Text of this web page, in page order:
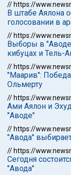
// https://
В штабе Аялона
голосовании в
// https://
Выборы в
кибуцах и Тель-
// https://
"Маарив":
Ольмерту
// https://
Ами Аялон и
"Аводе"
// https://
"Авода"
// https://
Сегодня
"Авода"